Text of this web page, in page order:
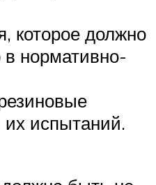
которое должно
в нормативно-
испытаний.